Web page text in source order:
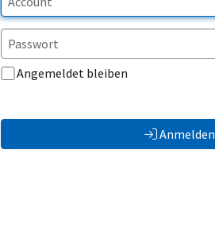
Angemeldet bleiben
Anmelden